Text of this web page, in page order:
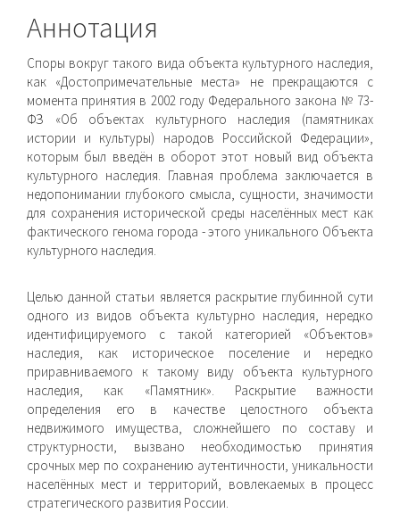
Аннотация
Споры вокруг такого вида объекта культурного наследия,
как «Достопримечательные места» не прекращаются с
момента принятия в 2002 году Федерального закона № 73-
ФЗ «Об объектах культурного наследия (памятниках
истории и культуры) народов Российской Федерации»,
которым был введён в оборот этот новый вид объекта
культурного наследия. Главная проблема заключается в
недопонимании глубокого смысла, сущности, значимости
для сохранения исторической среды населённых мест как
фактического генома города - этого уникального Объекта
культурного наследия.
Целью данной статьи является раскрытие глубинной сути
одного из видов объекта культурно наследия, нередко
идентифицируемого с такой категорией «Объектов»
наследия, как историческое поселение и нередко
приравниваемого к такому виду объекта культурного
наследия, как «Памятник». Раскрытие важности
определения его в качестве целостного объекта
недвижимого имущества, сложнейшего по составу и
структурности, вызвано необходимостью принятия
срочных мер по сохранению аутентичности, уникальности
населённых мест и территорий, вовлекаемых в процесс
стратегического развития России.